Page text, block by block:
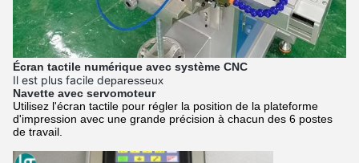
Écran tactile numérique avec système CNC
Il est plus facile deparesseux
Navette avec servomoteur
Utilisez l'écran tactile pour régler la position de la plateforme
d'impression avec une grande précision à chacun des 6 postes
de travail.